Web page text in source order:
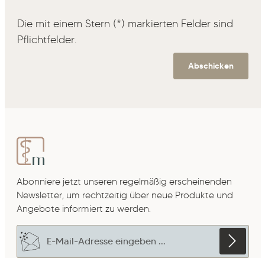
Die mit einem Stern (*) markierten Felder sind
Pflichtfelder.
Abschicken
Abonniere jetzt unseren regelmäßig erscheinenden
Newsletter, um rechtzeitig über neue Produkte und
Angebote informiert zu werden.
E-Mail-Adresse*